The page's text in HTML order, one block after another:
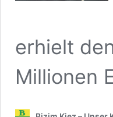
erhielt
Millionen